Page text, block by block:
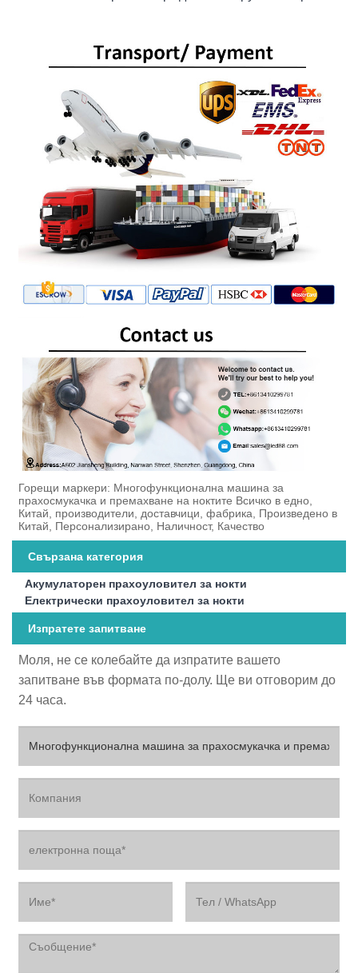
Горещи маркери: Многофункционална машина за
прахосмукачка и премахване на ноктите Всичко в едно,
Китай, производители, доставчици, фабрика, Произведено в
Китай, Персонализирано, Наличност, Качество
Свързана категория
Акумулаторен прахоуловител за нокти
Електрически прахоуловител за нокти
Изпратете запитване
Моля, не се колебайте да изпратите вашето
запитване във формата по-долу. Ще ви отговорим до
24 часа.